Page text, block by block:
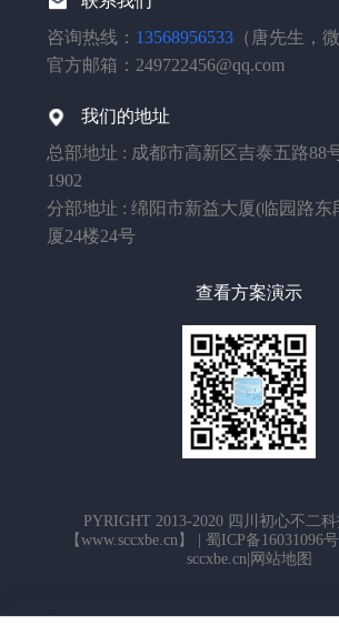
咨询热线： 13568956533（唐先生，微
官方邮箱：249722456@qq.com
我们的地址
总部地址 : 成都市高新区吉泰五路88
1902
分部地址 : 绵阳市新益大厦(临园路东
厦24楼24号
查看方案演示
PYRIGHT 2013-2020 四川初心不二
【www.sccxbe.cn】 | 蜀ICP备16031096
sccxbe.cn|网站地图